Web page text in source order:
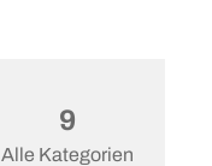
9
Alle Kategorien